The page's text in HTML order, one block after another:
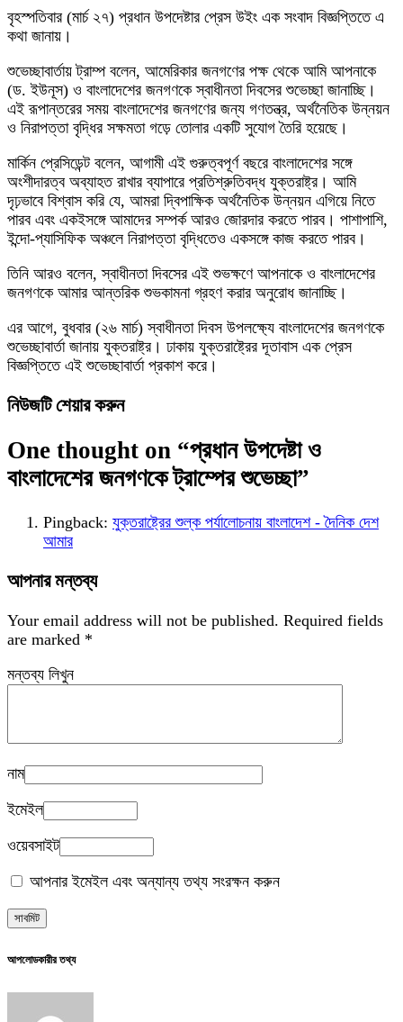
বৃহস্পতিবার (মার্চ ২৭) প্রধান উপদেষ্টার প্রেস উইং এক সংবাদ বিজ্ঞপ্তিতে এ
কথা জানায়।
শুভেচ্ছাবার্তায় ট্রাম্প বলেন, আমেরিকার জনগণের পক্ষ থেকে আমি আপনাকে
(ড. ইউনূস) ও বাংলাদেশের জনগণকে স্বাধীনতা দিবসের শুভেচ্ছা জানাচ্ছি।
এই রূপান্তরের সময় বাংলাদেশের জনগণের জন্য গণতন্ত্র, অর্থনৈতিক উন্নয়ন
ও নিরাপত্তা বৃদ্ধির সক্ষমতা গড়ে তোলার একটি সুযোগ তৈরি হয়েছে।
মার্কিন প্রেসিডেন্ট বলেন, আগামী এই গুরুত্বপূর্ণ বছরে বাংলাদেশের সঙ্গে
অংশীদারত্ব অব্যাহত রাখার ব্যাপারে প্রতিশ্রুতিবদ্ধ যুক্তরাষ্ট্র। আমি
দৃঢ়ভাবে বিশ্বাস করি যে, আমরা দ্বিপাক্ষিক অর্থনৈতিক উন্নয়ন এগিয়ে নিতে
পারব এবং একইসঙ্গে আমাদের সম্পর্ক আরও জোরদার করতে পারব। পাশাপাশি,
ইন্দো-প্যাসিফিক অঞ্চলে নিরাপত্তা বৃদ্ধিতেও একসঙ্গে কাজ করতে পারব।
তিনি আরও বলেন, স্বাধীনতা দিবসের এই শুভক্ষণে আপনাকে ও বাংলাদেশের
জনগণকে আমার আন্তরিক শুভকামনা গ্রহণ করার অনুরোধ জানাচ্ছি।
এর আগে, বুধবার (২৬ মার্চ) স্বাধীনতা দিবস উপলক্ষ্যে বাংলাদেশের জনগণকে
শুভেচ্ছাবার্তা জানায় যুক্তরাষ্ট্র। ঢাকায় যুক্তরাষ্ট্রের দূতাবাস এক প্রেস
বিজ্ঞপ্তিতে এই শুভেচ্ছাবার্তা প্রকাশ করে।
নিউজটি শেয়ার করুন
One thought on “প্রধান উপদেষ্টা ও
বাংলাদেশের জনগণকে ট্রাম্পের শুভেচ্ছা”
Pingback: যুক্তরাষ্ট্রের শুল্ক পর্যালোচনায় বাংলাদেশ - দৈনিক দেশ
আমার
আপনার মন্তব্য
Your email address will not be published. Required fields
are marked *
মন্তব্য লিখুন
নাম
ইমেইল
ওয়েবসাইট
আপনার ইমেইল এবং অন্যান্য তথ্য সংরক্ষন করুন
আপলোডকারীর তথ্য